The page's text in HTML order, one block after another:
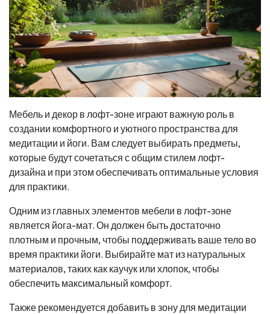
Мебель и декор в лофт-зоне играют важную роль в
создании комфортного и уютного пространства для
медитации и йоги. Вам следует выбирать предметы,
которые будут сочетаться с общим стилем лофт-
дизайна и при этом обеспечивать оптимальные условия
для практики.
Одним из главных элементов мебели в лофт-зоне
является йога-мат. Он должен быть достаточно
плотным и прочным, чтобы поддерживать ваше тело во
время практики йоги. Выбирайте мат из натуральных
материалов, таких как каучук или хлопок, чтобы
обеспечить максимальный комфорт.
Также рекомендуется добавить в зону для медитации